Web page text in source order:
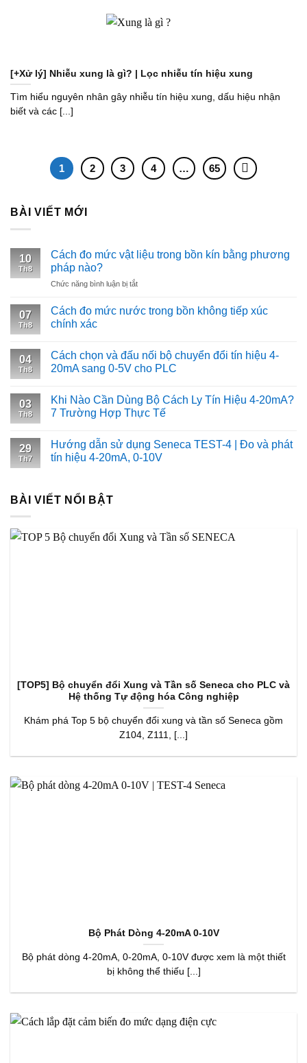
[+Xử lý] Nhiễu xung là gì? | Lọc nhiễu tín hiệu xung
Tìm hiểu nguyên nhân gây nhiễu tín hiệu xung, dấu hiệu nhận
biết và các [...]
1 2 3 4 … 65
BÀI VIẾT MỚI
10
Th8
Cách đo mức vật liệu trong bồn kín bằng phương
pháp nào?
Chức năng bình luận bị tắtở
đo
trong
bồn
phương
pháp
07
Th8
Cách đo mức nước trong bồn không tiếp xúc
chính xác
04
Th8
Cách chọn và đấu nối bộ chuyển đổi tín hiệu 4-
20mA sang 0-5V cho PLC
03
Th8
Khi Nào Cần Dùng Bộ Cách Ly Tín Hiệu 4-20mA?
7 Trường Hợp Thực Tế
29
Th7
Hướng dẫn sử dụng Seneca TEST-4 | Đo và phát
tín hiệu 4-20mA, 0-10V
BÀI VIẾT NỔI BẬT
[TOP5] Bộ chuyển đổi Xung và Tần số Seneca cho PLC và
Hệ thống Tự động hóa Công nghiệp
Khám phá Top 5 bộ chuyển đổi xung và tần số Seneca gồm
Z104, Z111, [...]
Bộ Phát Dòng 4-20mA 0-10V
Bộ phát dòng 4-20mA, 0-20mA, 0-10V được xem là một thiết
bị không thể thiếu [...]